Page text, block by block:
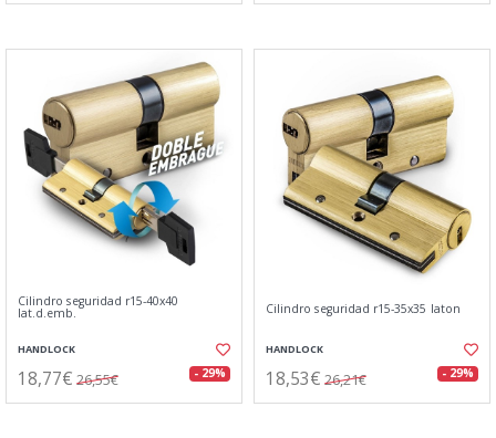
Cilindro seguridad r15-40x40
lat.d.emb.
HANDLOCK
18,77€ 26,55€ - 29%
Cilindro seguridad r15-35x35 laton
HANDLOCK
18,53€ 26,21€ - 29%